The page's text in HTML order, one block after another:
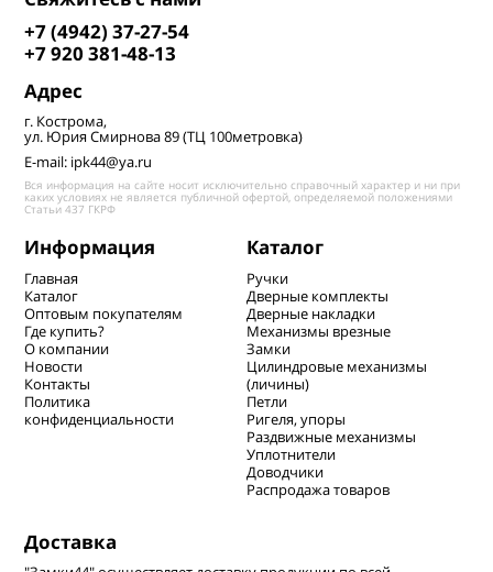
+7 (4942) 37-27-54
+7 920 381-48-13
Адрес
г. Кострома,
ул. Юрия Смирнова 89 (ТЦ 100метровка)
E-mail: ipk44@ya.ru
Вся информация на сайте носит исключительно справочный характер и ни при
каких условиях не является публичной офертой, определяемой положениями
Статьи 437 ГКРФ
Информация
Главная
Каталог
Оптовым покупателям
Где купить?
О компании
Новости
Контакты
Политика
конфиденциальности
Каталог
Ручки
Дверные комплекты
Дверные накладки
Механизмы врезные
Замки
Цилиндровые механизмы
(личины)
Петли
Ригеля, упоры
Раздвижные механизмы
Уплотнители
Доводчики
Распродажа товаров
Доставка